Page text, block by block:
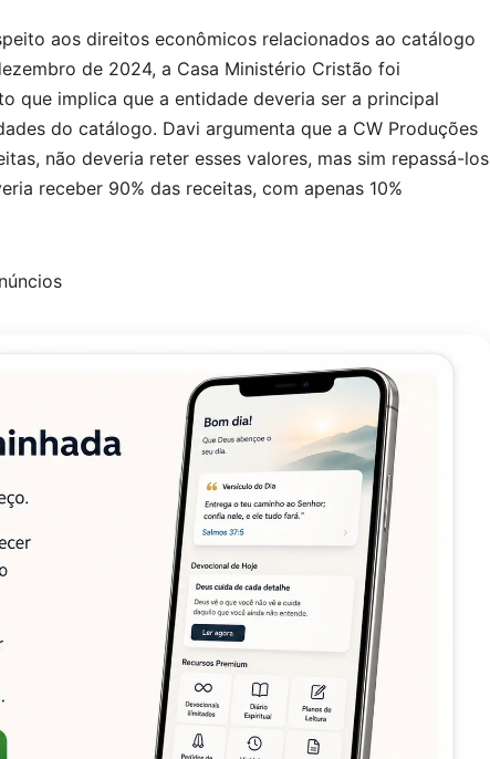
aos direitos econômicos relacionados ao catálogo
de 2024, a Casa Ministério Cristão foi
que implica que a entidade deveria ser a principal
do catálogo. Davi argumenta que a CW Produções
não deveria reter esses valores, mas sim repassá-los
receber 90% das receitas, com apenas 10%